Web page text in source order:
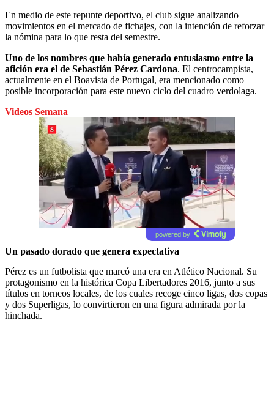
En medio de este repunte deportivo, el club sigue analizando
movimientos en el mercado de fichajes, con la intención de reforzar
la nómina para lo que resta del semestre.
Uno de los nombres que había generado entusiasmo entre la
afición era el de Sebastián Pérez Cardona. El centrocampista,
actualmente en el Boavista de Portugal, era mencionado como
posible incorporación para este nuevo ciclo del cuadro verdolaga.
Videos Semana
powered by
Un pasado dorado que genera expectativa
Pérez es un futbolista que marcó una era en Atlético Nacional. Su
protagonismo en la histórica Copa Libertadores 2016, junto a sus
títulos en torneos locales, de los cuales recoge cinco ligas, dos copas
y dos Superligas, lo convirtieron en una figura admirada por la
hinchada.